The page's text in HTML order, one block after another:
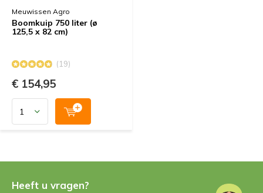
Meuwissen Agro
Boomkuip 750 liter (ø
125,5 x 82 cm)
(19)
€ 154,95
Heeft u vragen?